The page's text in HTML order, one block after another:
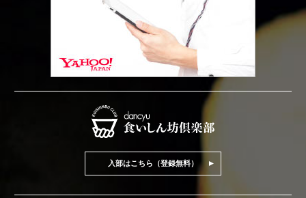
入部はこちら（登録無料）